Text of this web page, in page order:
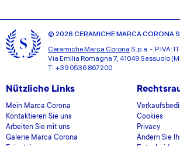
© 2026 CERAMICHE MARCA CORONA
Ceramiche Marca Corona S.p.a. - P.IVA:
Via Emilia Romagna 7, 41049 Sassuolo
T: +39 0536 867200
Nützliche Links
Mein Marca Corona
Kontaktieren Sie uns
Arbeiten Sie mit uns
Galerie Marca Corona
Cookies
Privacy
Ändern Sie